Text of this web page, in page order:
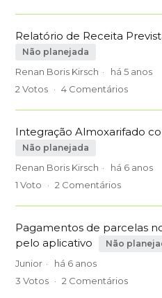
Relatório de Receita
Não planejada
Renan Boris Kirsch
há 5 anos
2Votos 4 Comentários
Integração Almoxarifado
Não planejada
Renan Boris Kirsch
há 6 anos
1 Voto 2 Comentários
Pagamentos de parcelas
pelo aplicativo
Não
Junior
há 6 anos
3 Votos 2 Comentários